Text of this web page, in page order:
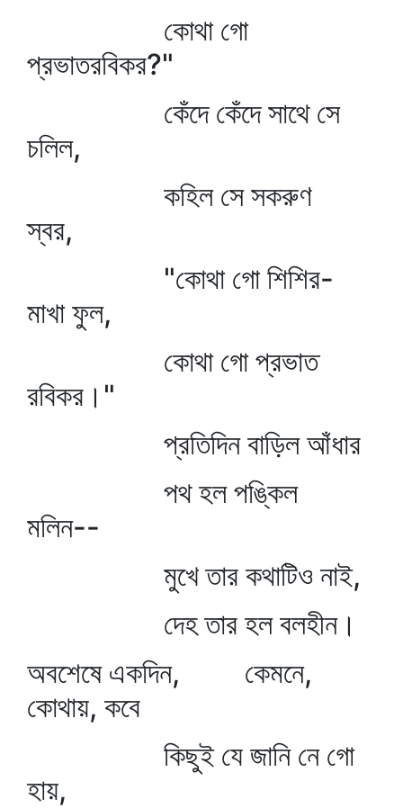
কোথা গো
প্রভাতরবিকর?"
কেঁদে কেঁদে সাথে সে
চলিল,
কহিল সে সকরুণ
স্বর,
"কোথা গো শিশির-
মাখা ফুল,
কোথা গো প্রভাত
রবিকর।"
প্রতিদিন বাড়িল আঁধার
পথ হল পঙ্কিল
মলিন--
মুখে তার কথাটিও নাই,
দেহ তার হল বলহীন।
অবশেষে একদিন, কেমনে,
কোথায়, কবে
কিছুই যে জানি নে গো
হায়,